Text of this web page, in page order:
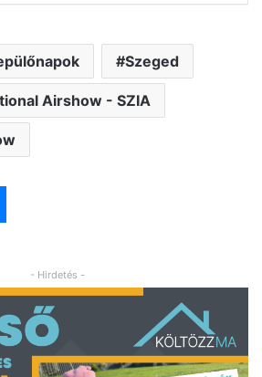
Szeged
Airshow - SZIA
- Hirdetés -